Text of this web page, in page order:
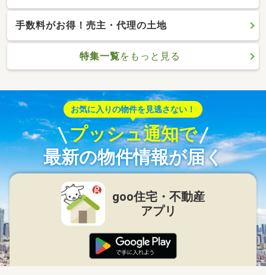
手数料がお得！売主・代理の土地
特集一覧をもっと見る
お気に入りの物件を見逃さない！
プッシュ通知で
最新の物件情報が届く
goo住宅・不動産
アプリ